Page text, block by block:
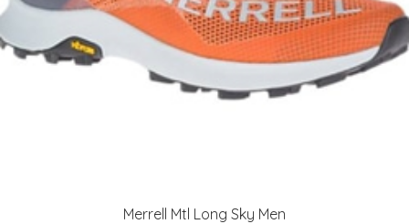
Merrell Mtl Long Sky Men